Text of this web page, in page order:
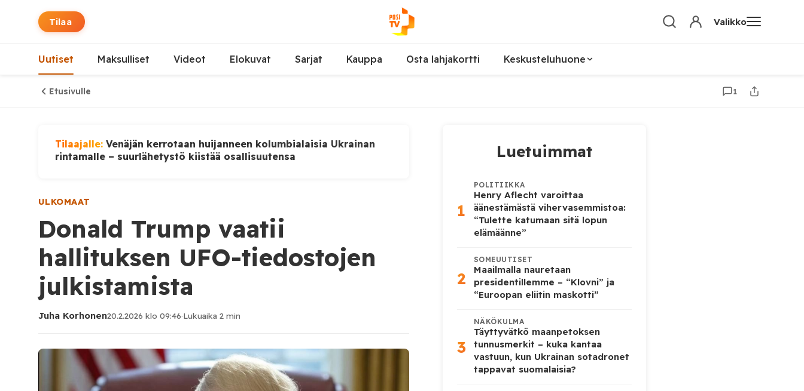
Tilaa Valikko
Uutiset Maksulliset Videot Elokuvat Sarjat Kauppa Osta lahjakortti Keskusteluhuone
Etusivulle 1
Tilaajalle: Venäjän kerrotaan huijanneen kolumbialaisia Ukrainan
rintamalle – suurlähetystö kiistää osallisuutensa
ULKOMAAT
Donald Trump vaatii
hallituksen UFO-tiedostojen
julkistamista
Juha Korhonen20.2.2026 klo 09:46·Lukuaika 2 min
Luetuimmat
1
POLITIIKKA
Henry Aflecht varoittaa
äänestämästä vihervasemmistoa:
“Tulette katumaan sitä lopun
elämäänne”
2
SOMEUUTISET
Maailmalla nauretaan
presidentillemme – “Klovni” ja
“Euroopan eliitin maskotti”
3
NÄKÖKULMA
Täyttyvätkö maanpetoksen
tunnusmerkit – kuka kantaa
vastuun, kun Ukrainan sotadronet
tappavat suomalaisia?